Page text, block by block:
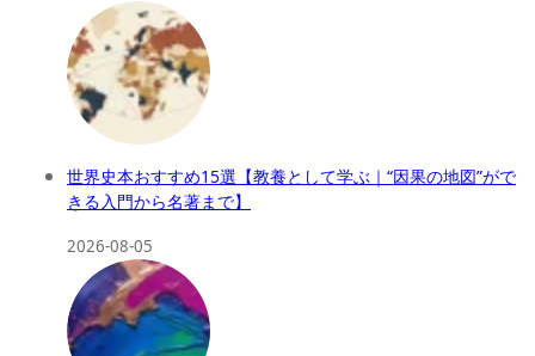
世界史本おすすめ15選【教養として学ぶ｜“因果の地図”がで
きる入門から名著まで】
2026-08-05